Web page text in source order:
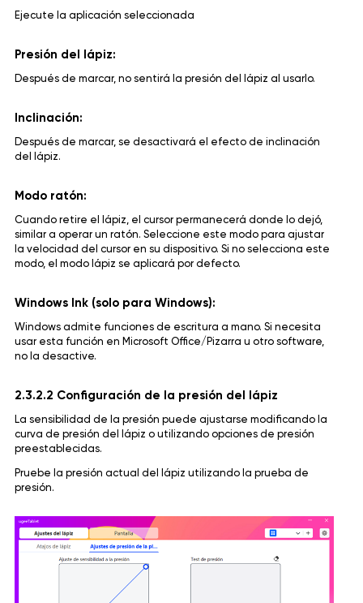
Ejecute la aplicación seleccionada
Presión del lápiz:
Después de marcar, no sentirá la presión del lápiz al usarlo.
Inclinación:
Después de marcar, se desactivará el efecto de inclinación
del lápiz.
Modo ratón:
Cuando retire el lápiz, el cursor permanecerá donde lo dejó,
similar a operar un ratón. Seleccione este modo para ajustar
la velocidad del cursor en su dispositivo. Si no selecciona este
modo, el modo lápiz se aplicará por defecto.
Windows Ink (solo para Windows):
Windows admite funciones de escritura a mano. Si necesita
usar esta función en Microsoft Office/Pizarra u otro software,
no la desactive.
2.3.2.2 Configuración de la presión del lápiz
La sensibilidad de la presión puede ajustarse modificando la
curva de presión del lápiz o utilizando opciones de presión
preestablecidas.
Pruebe la presión actual del lápiz utilizando la prueba de
presión.